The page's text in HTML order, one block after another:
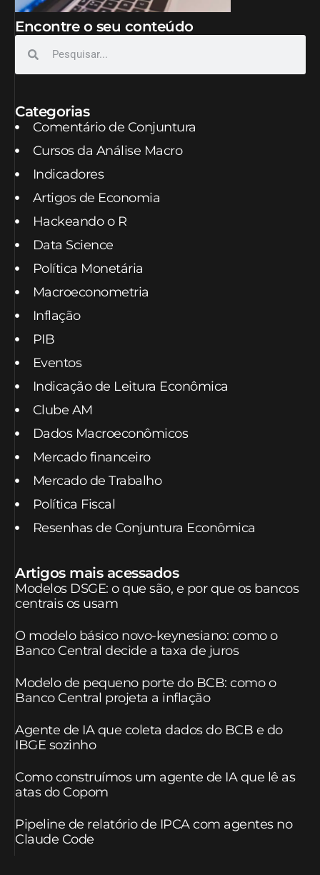
Encontre o seu conteúdo
Categorias
Comentário de Conjuntura
Cursos da Análise Macro
Indicadores
Artigos de Economia
Hackeando o R
Data Science
Política Monetária
Macroeconometria
Inflação
PIB
Eventos
Indicação de Leitura Econômica
Clube AM
Dados Macroeconômicos
Mercado financeiro
Mercado de Trabalho
Política Fiscal
Resenhas de Conjuntura Econômica
Artigos mais acessados
Modelos DSGE: o que são, e por que os bancos
centrais os usam
O modelo básico novo-keynesiano: como o
Banco Central decide a taxa de juros
Modelo de pequeno porte do BCB: como o
Banco Central projeta a inflação
Agente de IA que coleta dados do BCB e do
IBGE sozinho
Como construímos um agente de IA que lê as
atas do Copom
Pipeline de relatório de IPCA com agentes no
Claude Code